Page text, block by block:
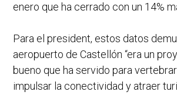
enero que ha cerrado con un 14%
Para el president, estos datos
aeropuerto de Castellón “era un
bueno que ha servido para
impulsar la conectividad y atraer